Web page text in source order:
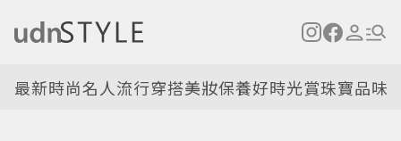
最新時尚名人流行穿搭美妝保養好時光賞珠寶品味